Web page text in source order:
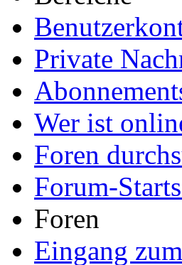
Private
Wer ist
Foren
Forum-
Foren
Eingang